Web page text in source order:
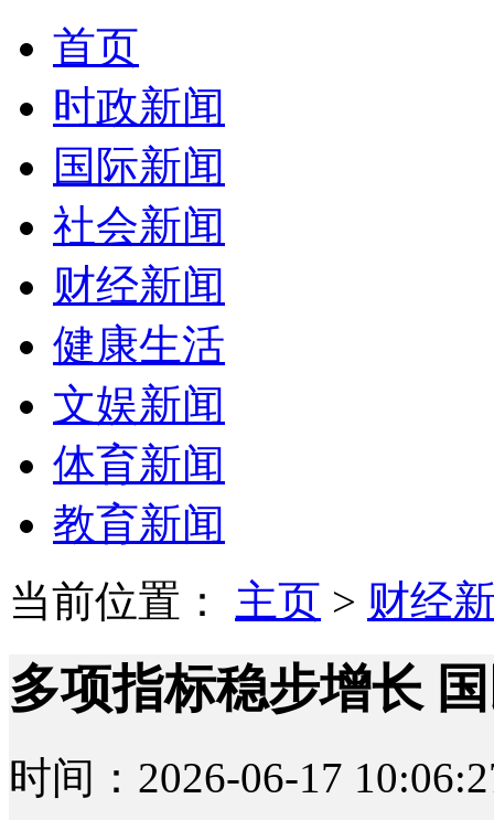
首页
时政新闻
国际新闻
社会新闻
财经新闻
健康生活
文娱新闻
体育新闻
教育新闻
当前位置： 主页 > 财经
多项指标稳步增长
时间：2026-06-17